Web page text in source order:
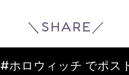
＼SHARE／
#ホロウィッチ でポス